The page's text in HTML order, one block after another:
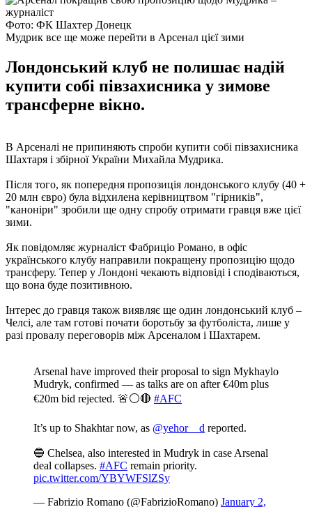
Фото: ФК Шахтер Донецк
Мудрик все ще може перейти в Арсенал цієї зими
Лондонський клуб не полишає надій
купити собі півзахисника у зимове
трансферне вікно.
В Арсеналі не припиняють спроби купити собі півзахисника
Шахтаря і збірної України Михайла Мудрика.
Після того, як попередня пропозиція лондонського клубу (40 +
20 млн євро) була відхилена керівництвом "гірників",
"каноніри" зробили ще одну спробу отримати гравця вже цієї
зими.
Як повідомляє журналіст Фабриціо Романо, в офіс
українського клубу направили покращену пропозицію щодо
трансферу. Тепер у Лондоні чекають відповіді і сподіваються,
що вона буде позитивною.
Інтерес до гравця також виявляє ще один лондонський клуб –
Челсі, але там готові почати боротьбу за футболіста, лише у
разі провалу переговорів між Арсеналом і Шахтарем.
Arsenal have improved their proposal to sign Mykhaylo
Mudryk, confirmed — as talks are on after €40m plus
€20m bid rejected. 🚨⚪️🔴 #AFC
It’s up to Shakhtar now, as @yehor__d reported.
🔵 Chelsea, also interested in Mudryk in case Arsenal
deal collapses. #AFC remain priority.
pic.twitter.com/YBYWFSlZSy
— Fabrizio Romano (@FabrizioRomano) January 2,